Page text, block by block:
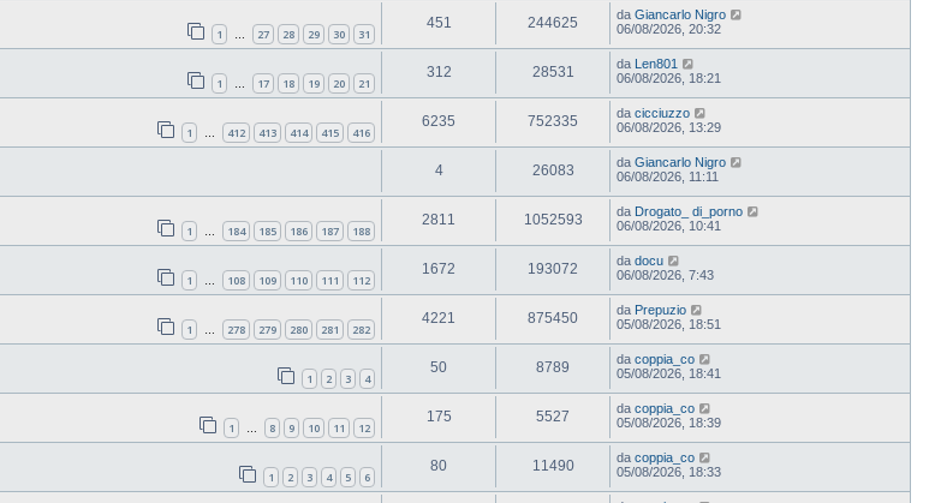
1 27 28 29 30 31
451 244625 da Giancarlo Nigro
06/08/2026, 20:32
1 … 17 18 19 20 21
312 28531 da Len801
06/08/2026, 18:21
1 … 412 413 414 415 416
6235 752335 da cicciuzzo
06/08/2026, 13:29
4 26083 da Giancarlo Nigro
06/08/2026, 11:11
1 … 184 185 186 187 188
2811 1052593 da Drogato_ di_porno
06/08/2026, 10:41
1 … 108 109 110 111 112
1672 193072 da docu
06/08/2026, 7:43
1 … 278 279 280 281 282
4221 875450 da Prepuzio
05/08/2026, 18:51
1 2 3 4
50 8789 da coppia_co
05/08/2026, 18:41
1 … 8 9 10 11 12
175 5527 da coppia_co
05/08/2026, 18:39
1 2 3 4 5 6
80 11490 da coppia_co
05/08/2026, 18:33